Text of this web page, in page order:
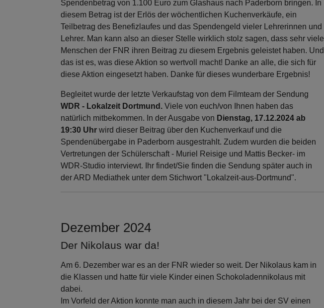
Spendenbetrag von 1.100 Euro zum Glashaus nach Paderborn bringen. In
diesem Betrag ist der Erlös der wöchentlichen Kuchenverkäufe, ein
Teilbetrag des Benefizlaufes und das Spendengeld vieler Lehrerinnen und
Lehrer. Man kann also an dieser Stelle wirklich stolz sagen, dass sehr viele
Menschen der FNR ihren Beitrag zu diesem Ergebnis geleistet haben. Und
das ist es, was diese Aktion so wertvoll macht! Danke an alle, die sich für
diese Aktion eingesetzt haben. Danke für dieses wunderbare Ergebnis!
Begleitet wurde der letzte Verkaufstag von dem Filmteam der Sendung
WDR - Lokalzeit Dortmund. Viele von euch/von Ihnen haben das
natürlich mitbekommen. In der Ausgabe von Dienstag, 17.12.2024 ab
19:30 Uhr wird dieser Beitrag über den Kuchenverkauf und die
Spendenübergabe in Paderborn ausgestrahlt. Zudem wurden die beiden
Vertretungen der Schülerschaft - Muriel Reisige und Mattis Becker- im
WDR-Studio interviewt. Ihr findet/Sie finden die Sendung später auch in
der ARD Mediathek unter dem Stichwort "Lokalzeit-aus-Dortmund".
Dezember 2024
Der Nikolaus war da!
Am 6. Dezember war es an der FNR wieder so weit. Der Nikolaus kam in
die Klassen und hatte für viele Kinder einen Schokoladennikolaus mit
dabei.
Im Vorfeld der Aktion konnte man auch in diesem Jahr bei der SV einen